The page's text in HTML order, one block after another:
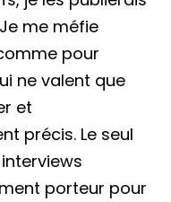
me méfie
pour
ne valent que
et
précis. Le seul
porteur pour